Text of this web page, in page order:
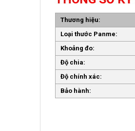
Thương hiệu:
Loại thước Panme:
Khoảng đo:
Độ chia:
Độ chính xác:
Bảo hành: